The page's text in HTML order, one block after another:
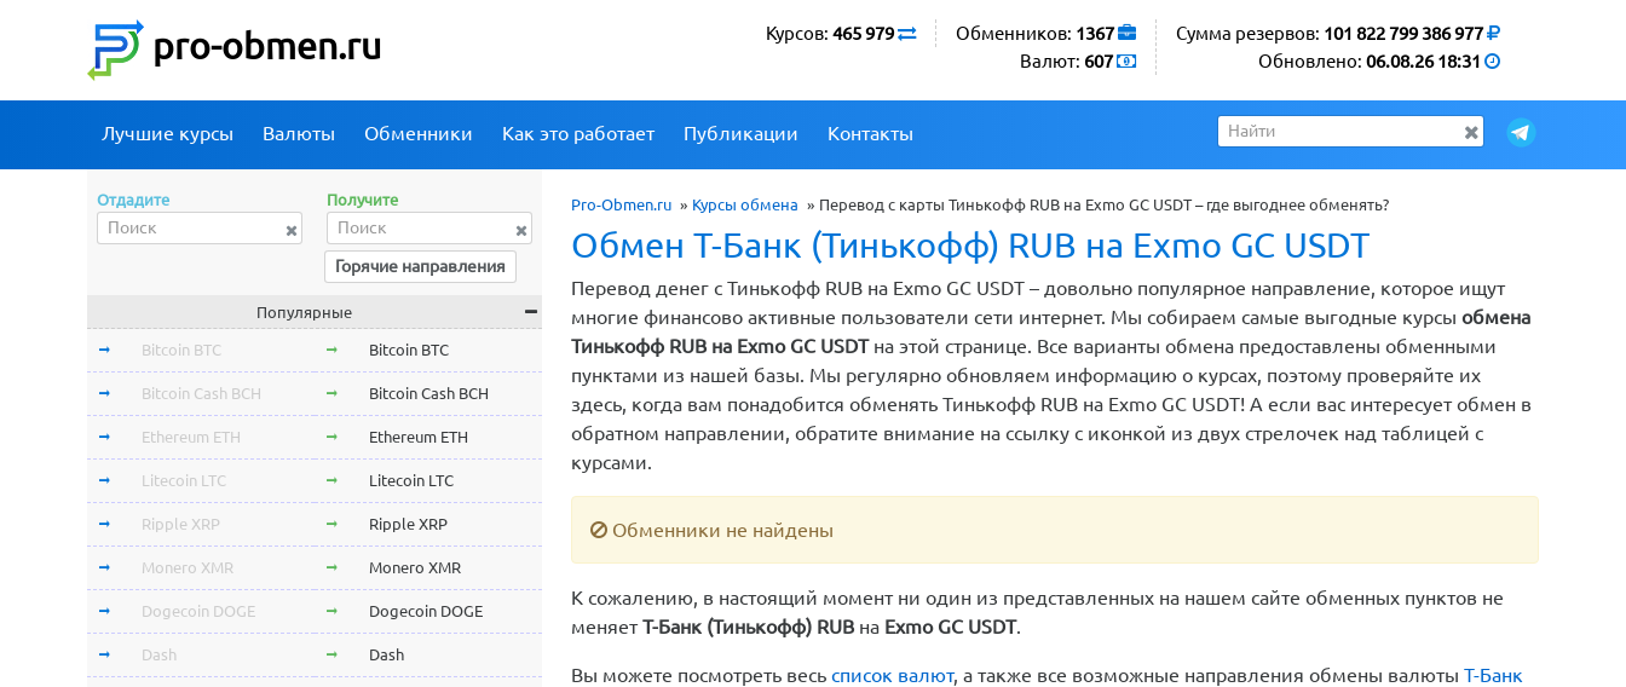
pro-obmen.ru Сумма резервов: 101 822 799 386 977
Обновлено: 06.08.26 18:31
Обменников: 1367
Валют: 607
Курсов: 465 979
Лучшие курсы Валюты Обменники Как это работает Публикации Контакты
Pro-Obmen.ru » Курсы обмена » Перевод с карты Тинькофф RUB на Exmo GC USDT – где выгоднее обменять?
Обмен Т-Банк (Тинькофф) RUB на Exmo GC USDT
Перевод денег с Тинькофф RUB на Exmo GC USDT – довольно популярное направление, которое ищут
многие финансово активные пользователи сети интернет. Мы собираем самые выгодные курсы обмена
Тинькофф RUB на Exmo GC USDTна этой странице. Все варианты обмена предоставлены обменными
пунктами из нашей базы. Мы регулярно обновляем информацию о курсах, поэтому проверяйте их
здесь, когда вам понадобится обменять Тинькофф RUB на Exmo GC USDT! А если вас интересует обмен в
обратном направлении, обратите внимание на ссылку с иконкой из двух стрелочек над таблицей с
курсами.
Обменники не найдены
К сожалению, в настоящий момент ни один из представленных на нашем сайте обменных пунктов не
меняетТ-Банк (Тинькофф) RUB на Exmo GC USDT.
Вы можете посмотреть весь список валют, а также все возможные направления обмены валюты Т-Банк
Отдадите Получите
Горячие направления
Популярные
Bitcoin BTC Bitcoin BTC
Bitcoin Cash BCH Bitcoin Cash BCH
Ethereum ETH Ethereum ETH
Litecoin LTC Litecoin LTC
Ripple XRP Ripple XRP
Monero XMR Monero XMR
Dogecoin DOGE Dogecoin DOGE
Dash Dash